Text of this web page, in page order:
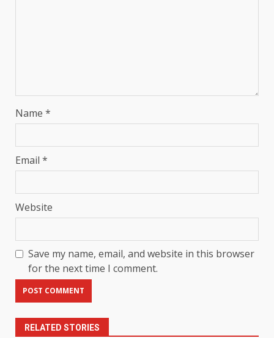
Name *
Email *
Website
Save my name, email, and website in this browser
for the next time I comment.
RELATED STORIES